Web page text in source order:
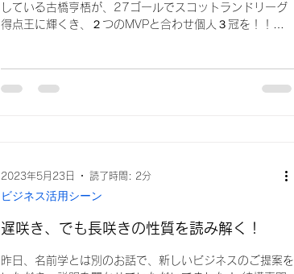
している古橋亨梧が、27ゴールでスコットランドリーグ
得点王に輝くき、２つのMVPと合わせ個人３冠を！！！
遅咲き、でも長咲きの性質を読み解く！
昨日、名前学とは別のお話で、新しいビジネスのご提案を
ビジネス活用シーン
2023年5月23日 読了時間: 2分